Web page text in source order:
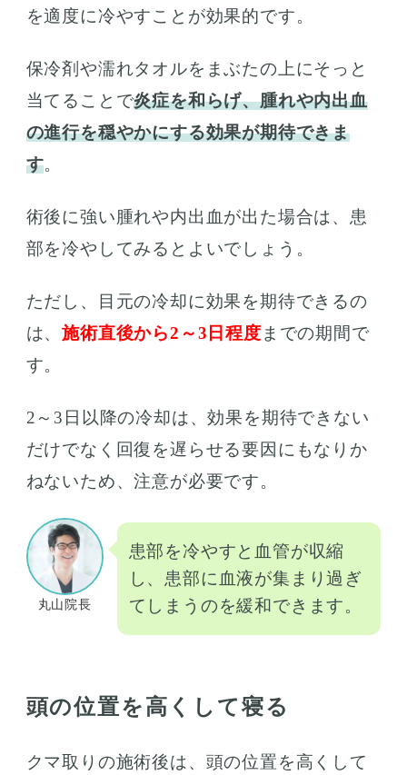
を適度に冷やすことが効果的です。
保冷剤や濡れタオルをまぶたの上にそっと
当てることで炎症を和らげ、腫れや内出血
の進行を穏やかにする効果が期待できま
す。
術後に強い腫れや内出血が出た場合は、患
部を冷やしてみるとよいでしょう。
ただし、目元の冷却に効果を期待できるの
は、施術直後から2～3日程度 までの期間で
す。
2～3日以降の冷却は、効果を期待できない
だけでなく回復を遅らせる要因にもなりか
ねないため、注意が必要です。
丸山院長
患部を冷やすと血管が収縮
し、患部に血液が集まり過ぎ
てしまうのを緩和できます。
頭の位置を高くして寝る
クマ取りの施術後は、頭の位置を高くして